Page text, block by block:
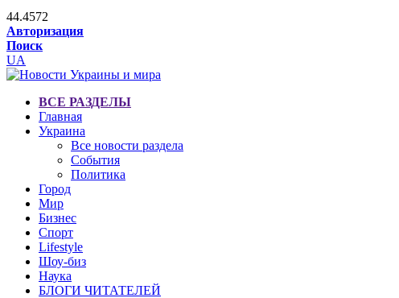
44.4572
Авторизация
Поиск
UA
ВСЕ РАЗДЕЛЫ
Главная
Украина
Все новости раздела
События
Политика
Город
Мир
Бизнес
Спорт
Lifestyle
Шоу-биз
Наука
БЛОГИ ЧИТАТЕЛЕЙ